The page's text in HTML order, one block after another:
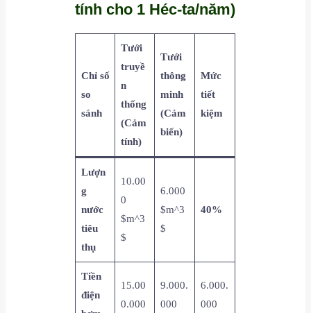
tính cho 1 Héc-ta/năm)
Chỉ số
so
sánh
Tưới
truyề
n
thống
(Cảm
tính)
Tưới
thông
minh
(Cảm
biến)
Mức
tiết
kiệm
Lượn
g
nước
tiêu
thụ
10.00
0
$m^3
$
6.000
$m^3
$
40%
Tiền
điện
15.00
0.000
9.000.
000
6.000.
000